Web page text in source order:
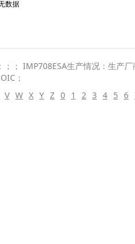
数据
；； IMP708ESA生产情况：生
；
V W X Y Z 0 1 2 3 4 5 6